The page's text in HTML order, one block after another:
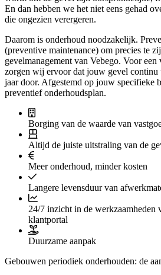
En dan hebben we het niet eens gehad
die ongezien verergeren.
Daarom is onderhoud noodzakelijk.
(preventive maintenance) om precies te
gevelmanagement van Vebego. Voor een
zorgen wij ervoor dat jouw gevel continu
jaar door. Afgestemd op jouw specifieke
preventief onderhoudsplan.
Borging van de waarde van
Altijd de juiste uitstraling van de
Meer onderhoud, minder kosten
Langere levensduur van
24/7 inzicht in de werkzaamheden
klantportal
Duurzame aanpak
Gebouwen periodiek onderhouden: de